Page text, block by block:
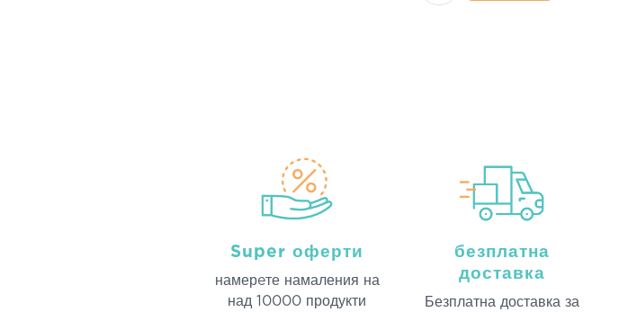
Super оферти
намерeте намаления на
над 10000 продукти
безплатна
доставка
Безплатна доставка за